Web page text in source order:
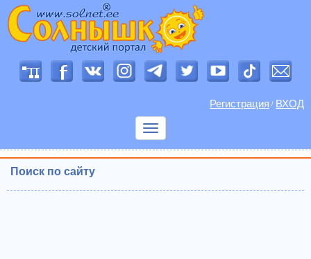
Регистрация / ВХОД
Показать
Поиск по сайту